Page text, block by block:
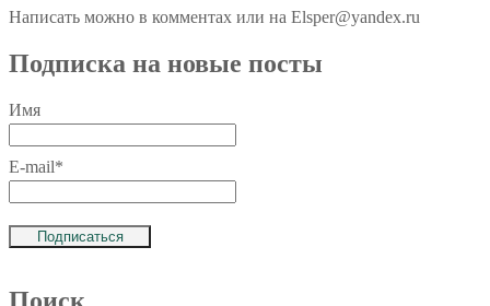
Написать можно в комментах или на Elsper@yandex.ru
Подписка на новые посты
Имя
E-mail*